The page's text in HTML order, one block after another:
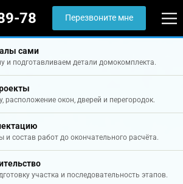
78 Перезвоните мне
сами
и подготавливаем детали домокомплекта.
расположение окон, дверей и перегородок.
состав работ до окончательного расчёта.
участка и последовательность этапов.